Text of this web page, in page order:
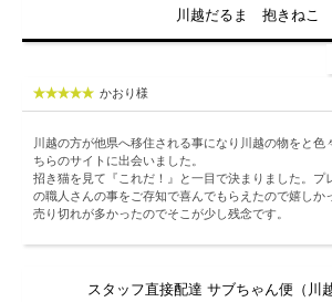
川越だるま 抱きねこ
かおり様
川越の方が他県へ移住される事になり川越の物をと色
ちらのサイトに出会いました。
招き猫を見て『これだ！』と一目で決まりました。プ
の職人さんの事をご存知で喜んでもらえたので嬉しか
売り切れが多かったのでそこが少し残念です。
スタッフ直接配達 サブちゃん便（川